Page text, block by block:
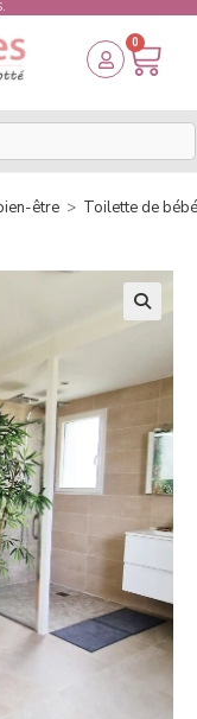
0
être > Toilette de bébé